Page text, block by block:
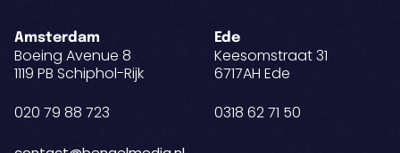
Amsterdam
Boeing Avenue 8
1119 PB Schiphol-Rijk
020 79 88 723
Ede
Keesomstraat 31
6717AH Ede
0318 62 71 50